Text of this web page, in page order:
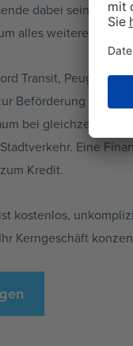
dabei sein,
alles weitere
Transit, Peugeot
Beförderung von
bei gleichzeitiger
Eine
Kredit.
kostenlos,
Kerngeschäft